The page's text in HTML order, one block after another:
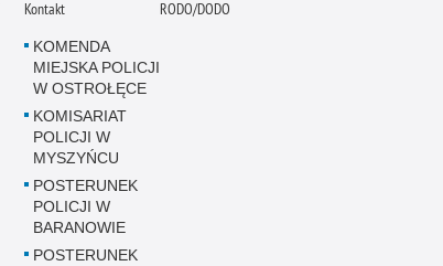
Kontakt
KOMENDA
MIEJSKA POLICJI
W OSTROŁĘCE
KOMISARIAT
POLICJI W
MYSZYŃCU
POSTERUNEK
POLICJI W
BARANOWIE
POSTERUNEK
RODO/DODO